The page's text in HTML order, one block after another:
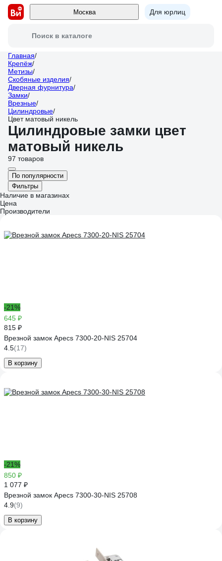
Москва Для юрлиц
Поиск в каталоге
Главная/
Крепёж/
Метизы/
Скобяные изделия/
Дверная фурнитура/
Замки/
Врезные/
Цилиндровые/
Цвет матовый никель
Цилиндровые замки цвет
матовый никель
97 товаров
По популярности
Фильтры
Наличие в магазинах
Цена
Производители
-21%
645 ₽
815 ₽
Врезной замок Apecs 7300-20-NIS 25704
4.5(17)
В корзину
-21%
850 ₽
1 077 ₽
Врезной замок Apecs 7300-30-NIS 25708
4.9(9)
В корзину